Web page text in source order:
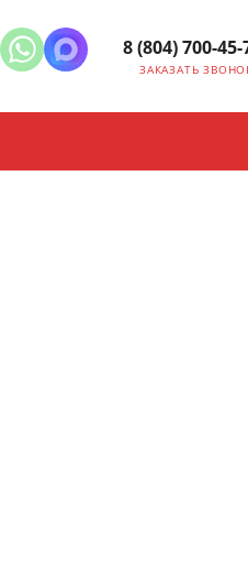
8 (804) 700-45-
ЗАКАЗАТЬ